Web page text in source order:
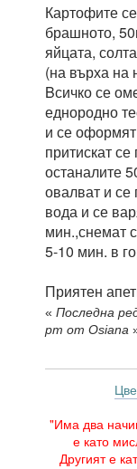
Картофите
брашното,
яйцата,
(на върха на
Bсичко се
еднородно
и се оформят
притискат
останалите
овалват и се
вода и се
мин.,снемат
5-10 мин. в
Приятен
« Последна
pm от Osiana
"Има два
е като
Другият е